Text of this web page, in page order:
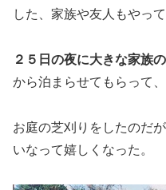
した、家族や友人もやって
２５日の夜に大きな家族
から泊まらせてもらって
お庭の芝刈りをしたのだ
いなって嬉しくなった。